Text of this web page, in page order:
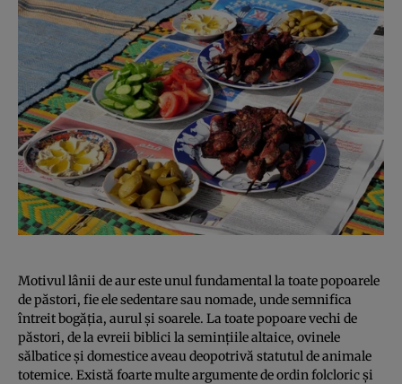
Motivul lânii de aur este unul fundamental la toate popoarele
de păstori, fie ele sedentare sau nomade, unde semnifica
întreit bogăţia, aurul şi soarele. La toate popoare vechi de
păstori, de la evreii biblici la seminţiile altaice, ovinele
sălbatice şi domestice aveau deopotrivă statutul de animale
totemice. Există foarte multe argumente de ordin folcloric şi